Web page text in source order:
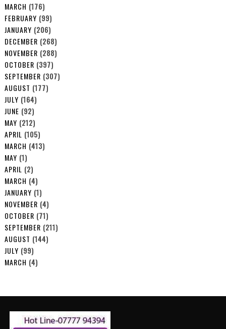
MARCH (176)
FEBRUARY (99)
JANUARY (206)
DECEMBER (268)
NOVEMBER (288)
OCTOBER (397)
SEPTEMBER (307)
AUGUST (177)
JULY (164)
JUNE (92)
MAY (212)
APRIL (105)
MARCH (413)
MAY (1)
APRIL (2)
MARCH (4)
JANUARY (1)
NOVEMBER (4)
OCTOBER (71)
SEPTEMBER (211)
AUGUST (144)
JULY (99)
MARCH (4)